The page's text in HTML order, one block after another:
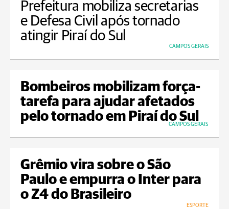
Prefeitura mobiliza secretarias
e Defesa Civil após tornado
atingir Piraí do Sul
CAMPOS GERAIS
Bombeiros mobilizam força-
tarefa para ajudar afetados
pelo tornado em Piraí do Sul
CAMPOS GERAIS
Grêmio vira sobre o São
Paulo e empurra o Inter para
o Z4 do Brasileiro
ESPORTE